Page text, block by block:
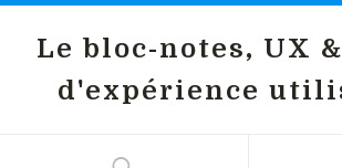
Le bloc-notes, UX
d'expérience